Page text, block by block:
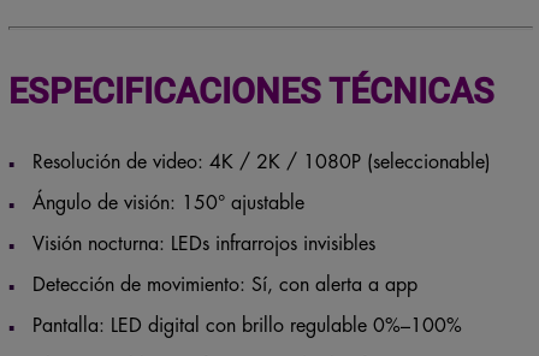
ESPECIFICACIONES TÉCNICAS
Resolución de video: 4K / 2K / 1080P (seleccionable)
Ángulo de visión: 150° ajustable
Visión nocturna: LEDs infrarrojos invisibles
Detección de movimiento: Sí, con alerta a app
Pantalla: LED digital con brillo regulable 0%–100%